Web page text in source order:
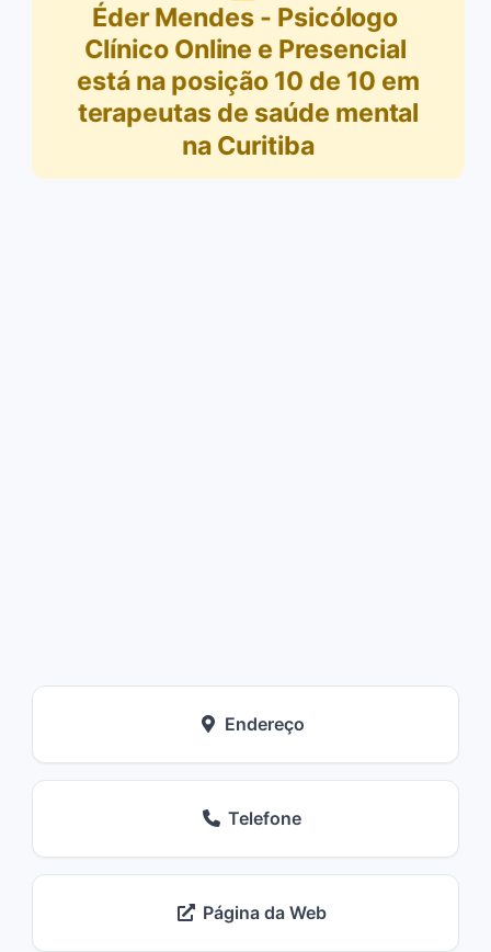
Éder Mendes - Psicólogo
Clínico Online e Presencial
está na posição 10 de 10 em
terapeutas de saúde mental
na Curitiba
Endereço
Telefone
Página da Web